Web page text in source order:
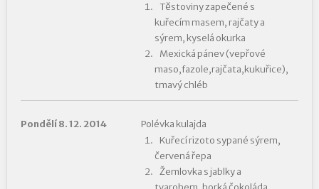
Těstoviny zapečené s
kuřecím masem, rajčaty a
sýrem, kyselá okurka
Mexická pánev (vepřové
maso,fazole,rajčata,kukuřice),
tmavý chléb
Pondělí 8. 12. 2014
Polévka kulajda
Kuřecí rizoto sypané sýrem,
červená řepa
Žemlovka s jablky a